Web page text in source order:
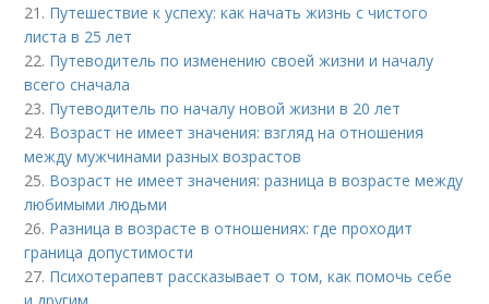
21. Путешествие к успеху: как начать жизнь с чистого
листа в 25 лет
22. Путеводитель по изменению своей жизни и началу
всего сначала
23. Путеводитель по началу новой жизни в 20 лет
24. Возраст не имеет значения: взгляд на отношения
между мужчинами разных возрастов
25. Возраст не имеет значения: разница в возрасте между
любимыми людьми
26. Разница в возрасте в отношениях: где проходит
граница допустимости
27. Психотерапевт рассказывает о том, как помочь себе